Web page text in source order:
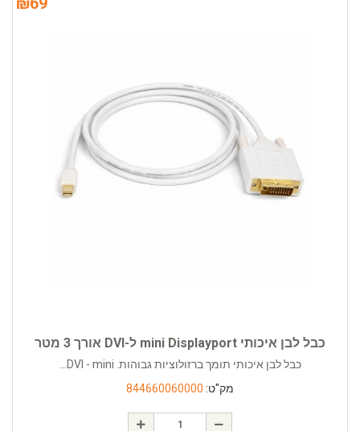
כבל לבן איכותי mini Displayport ל-DVI אורך 3 מטר
כבל לבן איכותי תומך ברזולוציות גבוהות. DVI - mini...
מק"ט: 844660060000